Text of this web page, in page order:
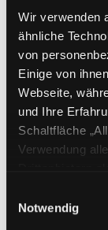
Wir verwenden
ähnliche
von
Einige von
Webseite,
und Ihre
Schaltfläche
Verwendung
Cookies von
unsicheren
Notwendig
Der
Roman
Verfasser: